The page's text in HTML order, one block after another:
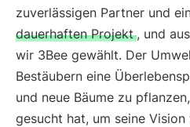
zuverlässigen Partner und
dauerhaften Projekt , und
wir 3Bee gewählt. Der
Bestäubern eine
und neue Bäume zu
gesucht hat, um seine